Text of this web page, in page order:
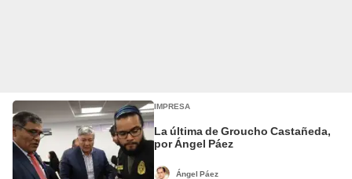
IMPRESA
La última de Groucho Castañeda,
por Ángel Páez
Ángel Páez